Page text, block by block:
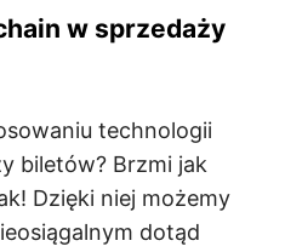
w sprzedaży
technologii
biletów? Brzmi jak
Dzięki niej możemy
dotąd